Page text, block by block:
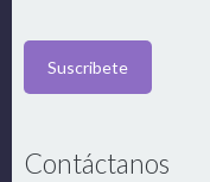
Contáctanos